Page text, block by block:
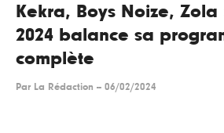
Kekra, Boys Noize,
2024 balance sa
complète
Par La Rédaction -- 06/02/2024